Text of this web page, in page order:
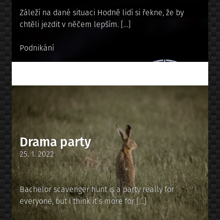
Záleží na dané situaci Hodně lidí si řekne, že by
chtěli jezdit v něčem lepším. […]
Posted
Podnikání
Drama party
Posted
on
25. 1. 2022
Bachelor scavenger hunt is a party really for
everyone, but I think it`s more for […]